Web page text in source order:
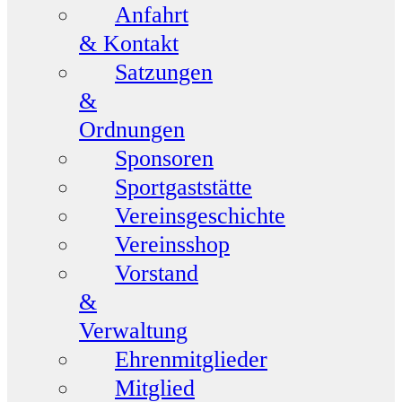
Anfahrt
& Kontakt
Satzungen
&
Ordnungen
Sponsoren
Sportgaststätte
Vereinsgeschichte
Vereinsshop
Vorstand
&
Verwaltung
Ehrenmitglieder
Mitglied